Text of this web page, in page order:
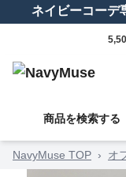
ネイビーコー
商品を検索する
NavyMuse TOP › オ